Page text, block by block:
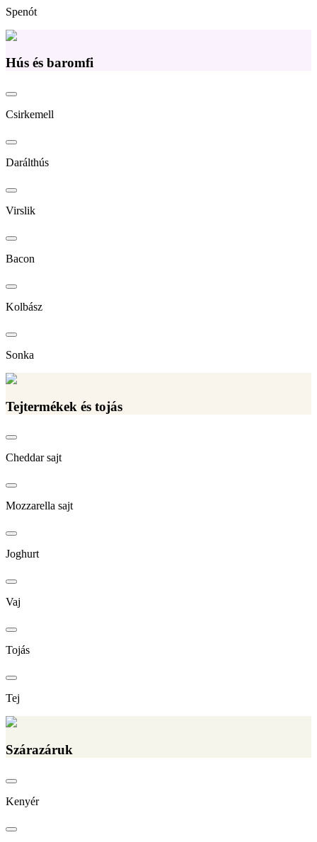
Spenót
Hús és baromfi
Csirkemell
Darálthús
Virslik
Bacon
Kolbász
Sonka
Tejtermékek és tojás
Cheddar sajt
Mozzarella sajt
Joghurt
Vaj
Tojás
Tej
Szárazáruk
Kenyér